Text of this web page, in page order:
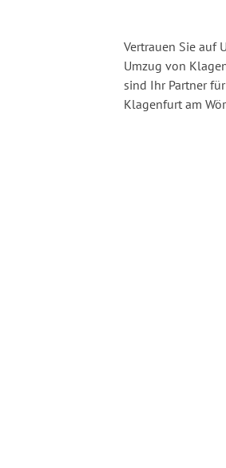
Vertrauen Sie auf
Umzug von
sind Ihr Partner
Klagenfurt am